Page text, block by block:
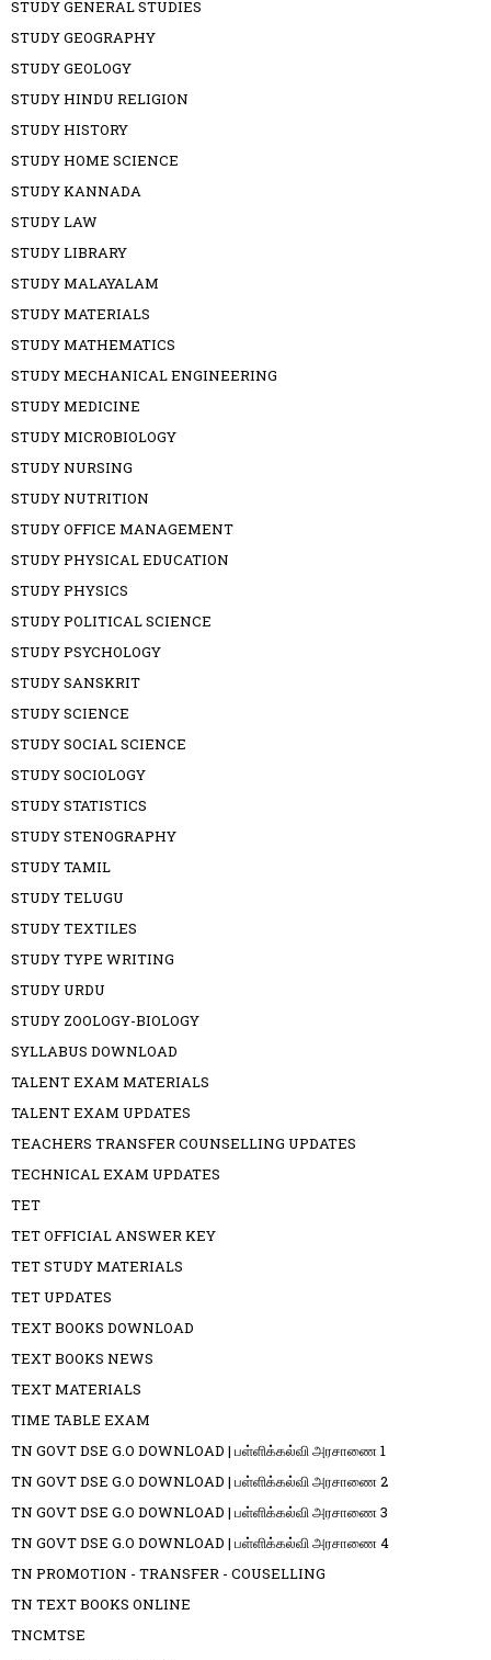
STUDY GENERAL STUDIES
STUDY GEOGRAPHY
STUDY GEOLOGY
STUDY HINDU RELIGION
STUDY HISTORY
STUDY HOME SCIENCE
STUDY KANNADA
STUDY LAW
STUDY LIBRARY
STUDY MALAYALAM
STUDY MATERIALS
STUDY MATHEMATICS
STUDY MECHANICAL ENGINEERING
STUDY MEDICINE
STUDY MICROBIOLOGY
STUDY NURSING
STUDY NUTRITION
STUDY OFFICE MANAGEMENT
STUDY PHYSICAL EDUCATION
STUDY PHYSICS
STUDY POLITICAL SCIENCE
STUDY PSYCHOLOGY
STUDY SANSKRIT
STUDY SCIENCE
STUDY SOCIAL SCIENCE
STUDY SOCIOLOGY
STUDY STATISTICS
STUDY STENOGRAPHY
STUDY TAMIL
STUDY TELUGU
STUDY TEXTILES
STUDY TYPE WRITING
STUDY URDU
STUDY ZOOLOGY-BIOLOGY
SYLLABUS DOWNLOAD
TALENT EXAM MATERIALS
TALENT EXAM UPDATES
TEACHERS TRANSFER COUNSELLING UPDATES
TECHNICAL EXAM UPDATES
TET
TET OFFICIAL ANSWER KEY
TET STUDY MATERIALS
TET UPDATES
TEXT BOOKS DOWNLOAD
TEXT BOOKS NEWS
TEXT MATERIALS
TIME TABLE EXAM
TN GOVT DSE G.O DOWNLOAD | பள்ளிக்கல்வி அரசாணை 1
TN GOVT DSE G.O DOWNLOAD | பள்ளிக்கல்வி அரசாணை 2
TN GOVT DSE G.O DOWNLOAD | பள்ளிக்கல்வி அரசாணை 3
TN GOVT DSE G.O DOWNLOAD | பள்ளிக்கல்வி அரசாணை 4
TN PROMOTION - TRANSFER - COUSELLING
TN TEXT BOOKS ONLINE
TNCMTSE